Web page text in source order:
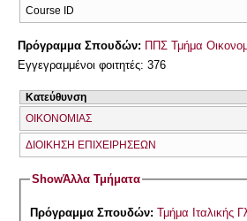
Course ID
Πρόγραμμα Σπουδών: ΠΠΣ Τμήμα
Εγγεγραμμένοι φοιτητές: 376
Κατεύθυνση
ΟΙΚΟΝΟΜΙΑΣ
ΔΙΟΙΚΗΣΗ ΕΠΙΧΕΙΡΗΣΕΩΝ
ShowΆλλα Τμήματα
Πρόγραμμα Σπουδών:Τμήμα Ιταλικής